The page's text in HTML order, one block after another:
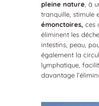
pleine nature , à
tranquille, stimule
émonctoires, ces
éliminent les
intestins, peau,
également la
lymphatique,
davantage